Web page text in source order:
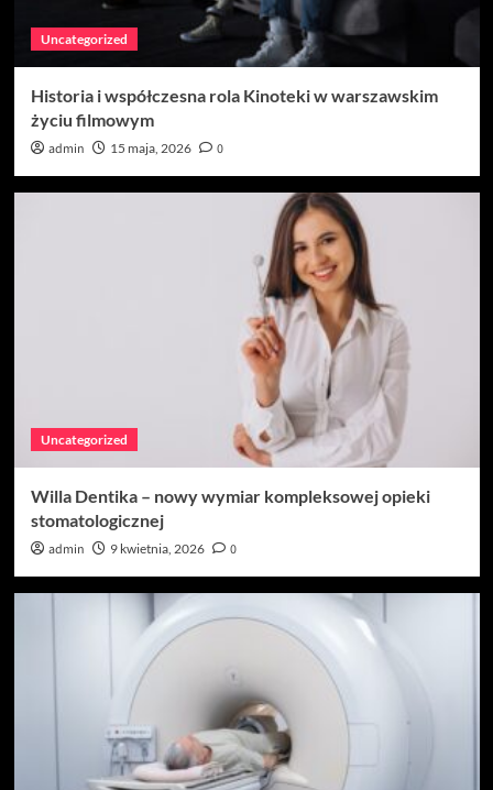
Uncategorized
Historia i współczesna rola Kinoteki w warszawskim
życiu filmowym
admin 15 maja, 2026 0
Uncategorized
Willa Dentika – nowy wymiar kompleksowej opieki
stomatologicznej
admin 9 kwietnia, 2026 0